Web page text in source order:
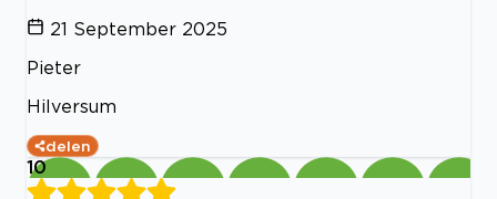
21 September 2025
Pieter
Hilversum
delen
10